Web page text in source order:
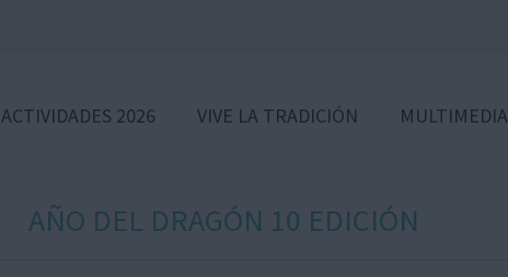
ACTIVIDADES 2026 VIVE LA TRADICIÓN MULTIMEDIA
AÑO DEL DRAGÓN 10 EDICIÓN